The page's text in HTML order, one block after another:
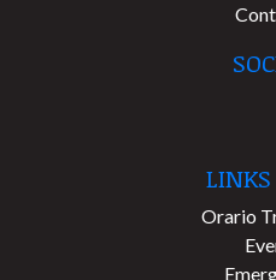
Orario